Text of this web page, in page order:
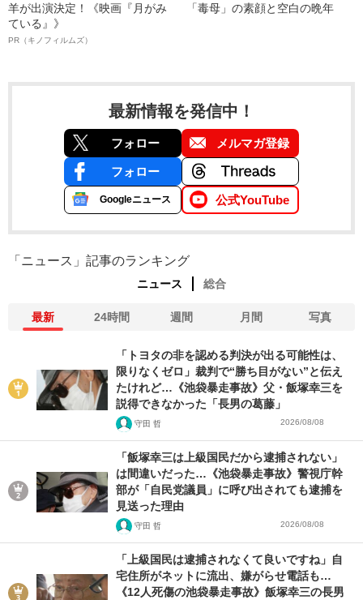
羊が出演決定！《映画『月がみ
ている』》
PR（キノフィルムズ）
「毒母」の素顔と空白の晩年
最新情報を発信中！
フォロー メルマガ登録
フォロー
Googleニュース 公式YouTube
「ニュース」記事のランキング
ニュース 総合
最新 24時間 週間 月間 写真
「トヨタの非を認める判決が出る可能性は、
限りなくゼロ」裁判で“勝ち目がない”と伝え
たけれど…《池袋暴走事故》父・飯塚幸三を
説得できなかった「長男の葛藤」
守田 哲 2026/08/08
「飯塚幸三は上級国民だから逮捕されない」
は間違いだった…《池袋暴走事故》警視庁幹
部が「自民党議員」に呼び出されても逮捕を
見送った理由
守田 哲 2026/08/08
「上級国民は逮捕されなくて良いですね」自
宅住所がネットに流出、嫌がらせ電話も…
《12人死傷の池袋暴走事故》飯塚幸三の長男